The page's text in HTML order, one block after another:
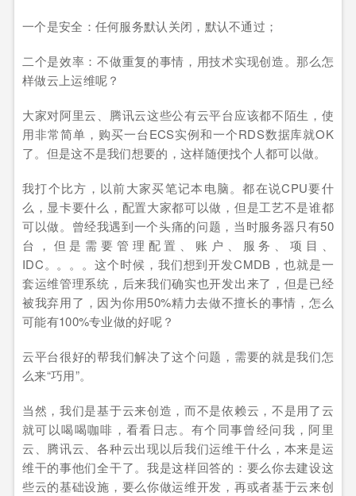
一个是安全：任何服务默认关闭，默认不通过；
二个是效率：不做重复的事情，用技术实现创造。那么怎
样做云上运维呢？
大家对阿里云、腾讯云这些公有云平台应该都不陌生，使
用非常简单，购买一台ECS实例和一个RDS数据库就OK
了。但是这不是我们想要的，这样随便找个人都可以做。
我打个比方，以前大家买笔记本电脑。都在说CPU要什
么，显卡要什么，配置大家都可以做，但是工艺不是谁都
可以做。曾经我遇到一个头痛的问题，当时服务器只有50
台，但是需要管理配置、账户、服务、项目、
IDC。。。。这个时候，我们想到开发CMDB，也就是一
套运维管理系统，后来我们确实也开发出来了，但是已经
被我弃用了，因为你用50%精力去做不擅长的事情，怎么
可能有100%专业做的好呢？
云平台很好的帮我们解决了这个问题，需要的就是我们怎
么来“巧用”。
当然，我们是基于云来创造，而不是依赖云，不是用了云
就可以喝喝咖啡，看看日志。有个同事曾经问我，阿里
云、腾讯云、各种云出现以后我们运维干什么，本来是运
维干的事他们全干了。我是这样回答的：要么你去建设这
些云的基础设施，要么你做运维开发，再或者基于云来创